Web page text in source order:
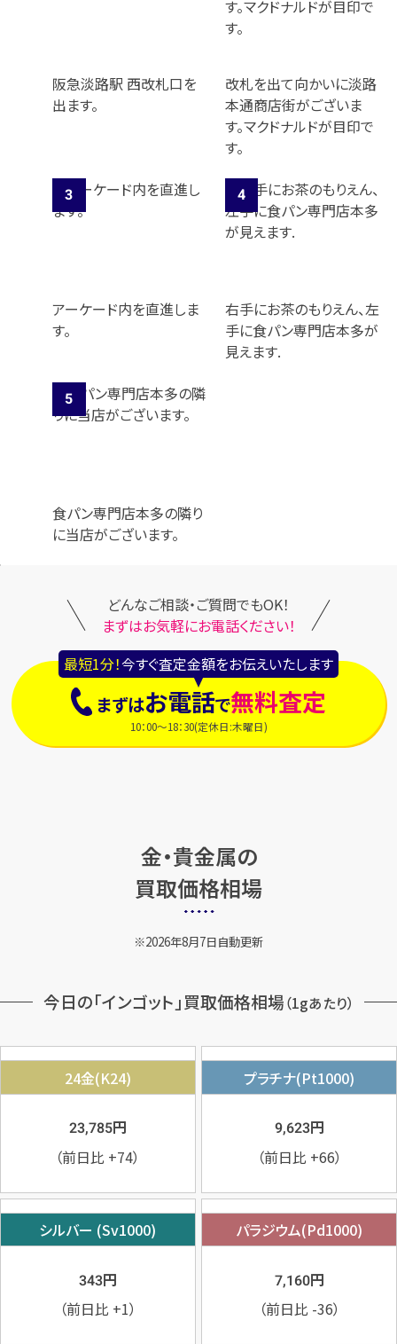
阪急淡路駅 西改札口を
出ます。
改札を出て向かいに淡路
本通商店街がございま
す。マクドナルドが目印で
す。
アーケード内を直進しま
す。
右手にお茶のもりえん、左
手に食パン専門店本多が
見えます.
食パン専門店本多の隣り
に当店がございます。
どんなご相談・ご質問でもOK！
まずはお気軽にお電話ください！
最短1分！今すぐ査定金額をお伝えいたします
まずはお電話で無料査定
10：00～18：30(定休日:木曜日)
金・貴金属の
買取価格相場
2026年8月7日自動更新
今日の「インゴット」買取価格相場（1gあたり）
24金(K24)
23,785円
（前日比 +74）
プラチナ(Pt1000)
9,623円
（前日比 +66）
シルバー (Sv1000)
343円
（前日比 +1）
パラジウム(Pd1000)
7,160円
（前日比 -36）